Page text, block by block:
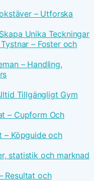
– Utforska
Unika Teckningar
– Foster och
– Handling,
Tillgängligt Gym
– Cupform Och
– Köpguide och
statistik och marknad
Resultat och